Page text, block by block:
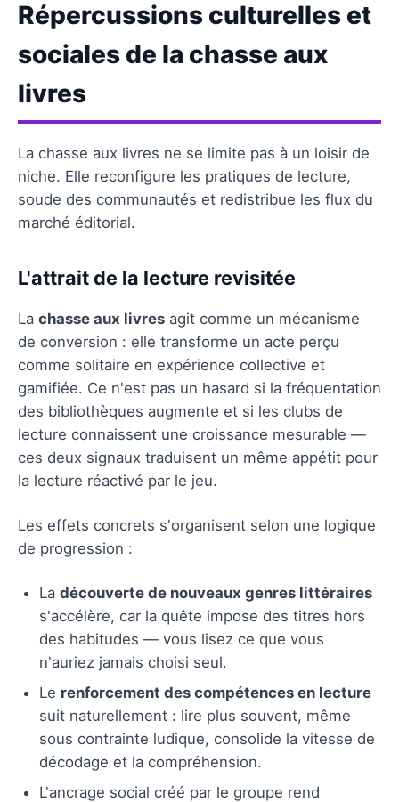
Répercussions culturelles et
sociales de la chasse aux
livres
La chasse aux livres ne se limite pas à un loisir de
niche. Elle reconfigure les pratiques de lecture,
soude des communautés et redistribue les flux du
marché éditorial.
L'attrait de la lecture revisitée
La chasse aux livres agit comme un mécanisme
de conversion : elle transforme un acte perçu
comme solitaire en expérience collective et
gamifiée. Ce n'est pas un hasard si la fréquentation
des bibliothèques augmente et si les clubs de
lecture connaissent une croissance mesurable —
ces deux signaux traduisent un même appétit pour
la lecture réactivé par le jeu.
Les effets concrets s'organisent selon une logique
de progression :
La découverte de nouveaux genres littéraires
s'accélère, car la quête impose des titres hors
des habitudes — vous lisez ce que vous
n'auriez jamais choisi seul.
Le renforcement des compétences en lecture
suit naturellement : lire plus souvent, même
sous contrainte ludique, consolide la vitesse de
décodage et la compréhension.
L'ancrage social créé par le groupe rend